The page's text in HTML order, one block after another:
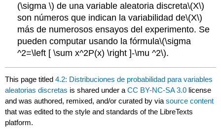
(\sigma \) de una variable aleatoria discreta\(X\)
son números que indican la variabilidad de\(X\)
más de numerosos ensayos del experimento. Se
pueden computar usando la fórmula\(\sigma
^2=\left [ \sum x^2P(x) \right ]-\mu ^2\).
This page titled4.2: Distribuciones de probabilidad para variables
aleatorias discretas is shared under aCC BY-NC-SA 3.0 license
and was authored, remixed, and/or curated byviasource content
that was edited to the style and standards of the LibreTexts
platform.